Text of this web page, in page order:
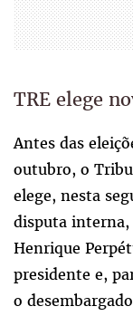
TRE elege
Antes das
outubro, o
elege, nesta
disputa interna,
Henrique
presidente e,
o